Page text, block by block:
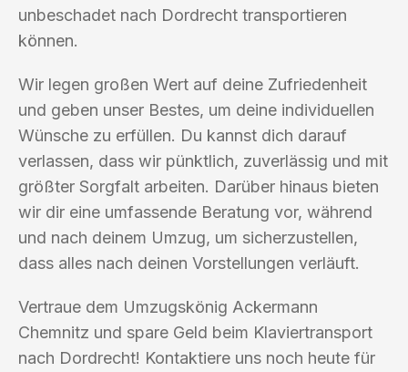
unbeschadet nach Dordrecht transportieren
können.
Wir legen großen Wert auf deine Zufriedenheit
und geben unser Bestes, um deine individuellen
Wünsche zu erfüllen. Du kannst dich darauf
verlassen, dass wir pünktlich, zuverlässig und mit
größter Sorgfalt arbeiten. Darüber hinaus bieten
wir dir eine umfassende Beratung vor, während
und nach deinem Umzug, um sicherzustellen,
dass alles nach deinen Vorstellungen verläuft.
Vertraue dem Umzugskönig Ackermann
Chemnitz und spare Geld beim Klaviertransport
nach Dordrecht! Kontaktiere uns noch heute für